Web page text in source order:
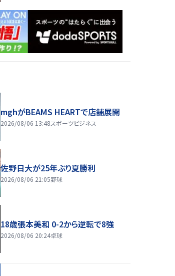
mghがBEAMS HEARTで店舗展開
2026/08/06 13:48スポーツビジネス
佐野日大が25年ぶり夏勝利
2026/08/06 21:05野球
18歳張本美和 0-2から逆転で8強
2026/08/06 20:24卓球